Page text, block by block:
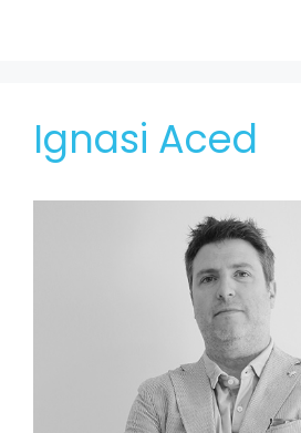
Ignasi Aced